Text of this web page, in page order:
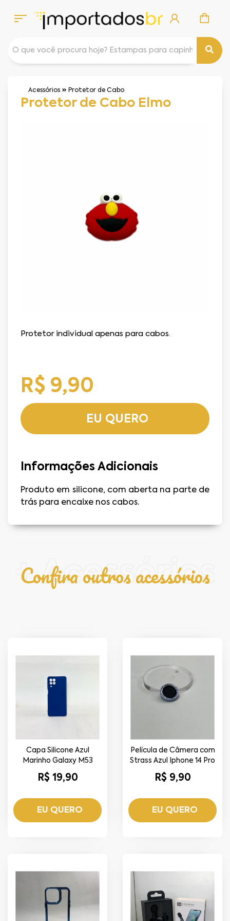
Acessórios Protetor de Cabo
Protetor de Cabo Elmo
Protetor individual apenas para cabos.
R$ 9,90
EU QUERO
Informações Adicionais
Produto em silicone, com aberta na parte de
trás para encaixe nos cabos.
Confira outros acessórios
+ Acessórios
Capa Silicone Azul
Marinho Galaxy M53
R$ 19,90
EU QUERO
Película de Câmera com
Strass Azul Iphone 14 Pro
R$ 9,90
EU QUERO